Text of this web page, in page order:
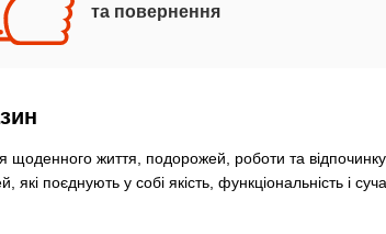
та повернення
щоденного життя, подорожей, роботи та
поєднують у собі якість, функціональність і